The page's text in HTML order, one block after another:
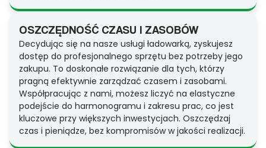
OSZCZĘDNOŚĆ CZASU I ZASOBÓW
Decydując się na nasze usługi ładowarką, zyskujesz
dostęp do profesjonalnego sprzętu bez potrzeby jego
zakupu. To doskonałe rozwiązanie dla tych, którzy
pragną efektywnie zarządzać czasem i zasobami.
Współpracując z nami, możesz liczyć na elastyczne
podejście do harmonogramu i zakresu prac, co jest
kluczowe przy większych inwestycjach. Oszczędzaj
czas i pieniądze, bez kompromisów w jakości realizacji.